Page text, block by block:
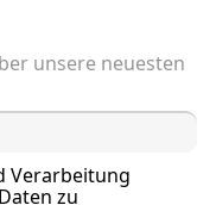
unsere neuesten
Verarbeitung
zu